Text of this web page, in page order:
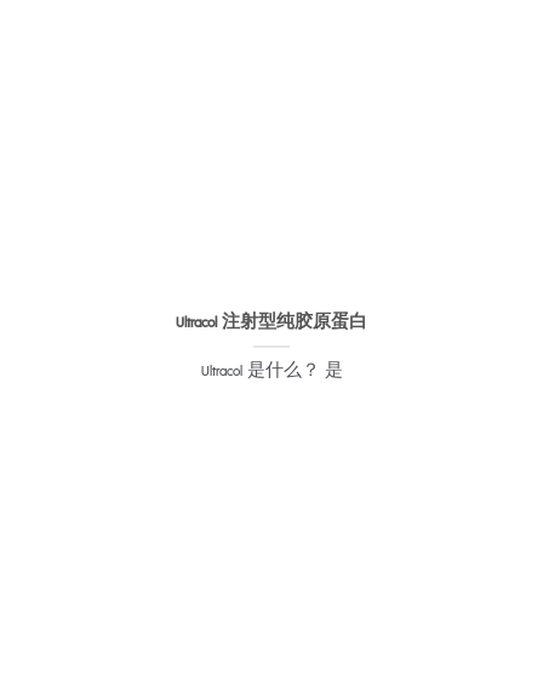
Ultracol 注射型纯胶原蛋白
Ultracol 是什么？ 是